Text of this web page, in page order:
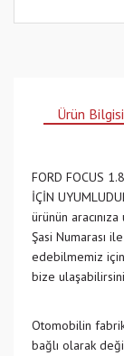
Ürün Bilgisi
FORD FOCUS
İÇİN
ürünün
Şasi Numarası
edebilmemiz
bize
Otomobilin
bağlı olarak